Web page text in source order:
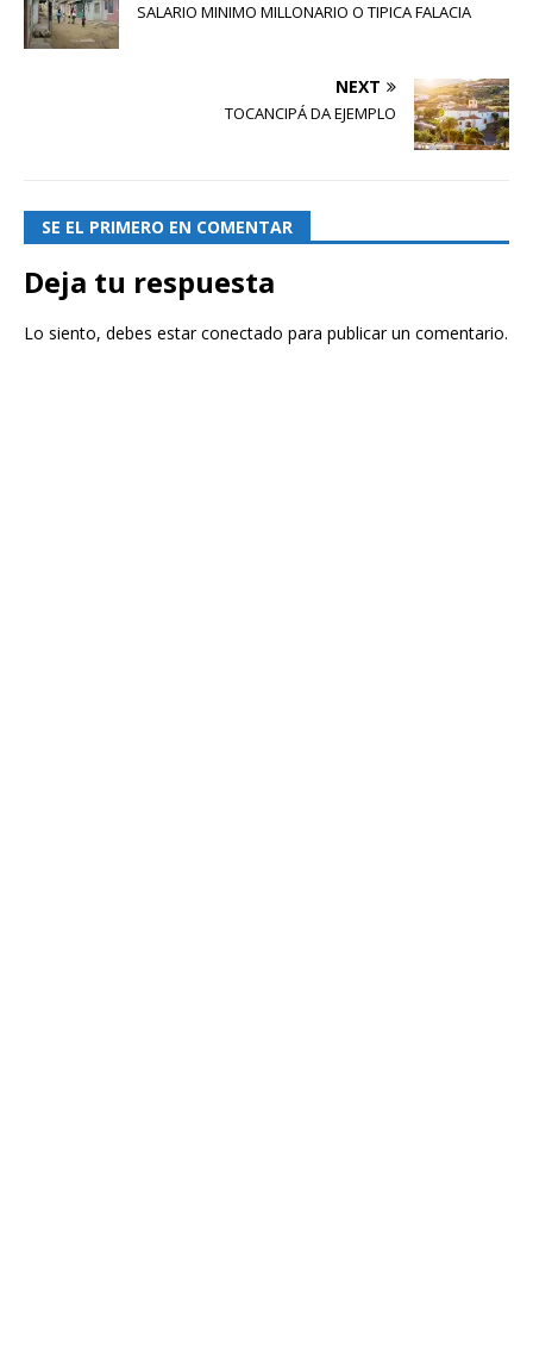
SALARIO MINIMO MILLONARIO O TIPICA FALACIA
NEXT
TOCANCIPÁ DA EJEMPLO
SE EL PRIMERO EN COMENTAR
Deja tu respuesta
Lo siento, debes estarconectado para publicar un comentario.